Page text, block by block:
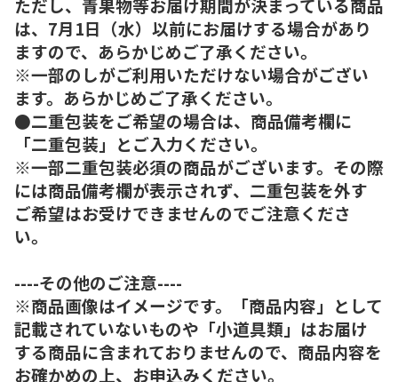
は、7月1日（水）以前にお届けする場合があり
ますので、あらかじめご了承ください。
※一部のしがご利用いただけない場合がござい
ます。あらかじめご了承ください。
●二重包装をご希望の場合は、商品備考欄に
「二重包装」とご入力ください。
※一部二重包装必須の商品がございます。その際
には商品備考欄が表示されず、二重包装を外す
ご希望はお受けできませんのでご注意くださ
い。
----その他のご注意----
※商品画像はイメージです。「商品内容」として
記載されていないものや「小道具類」はお届け
する商品に含まれておりませんので、商品内容を
お確かめの上、お申込みください。